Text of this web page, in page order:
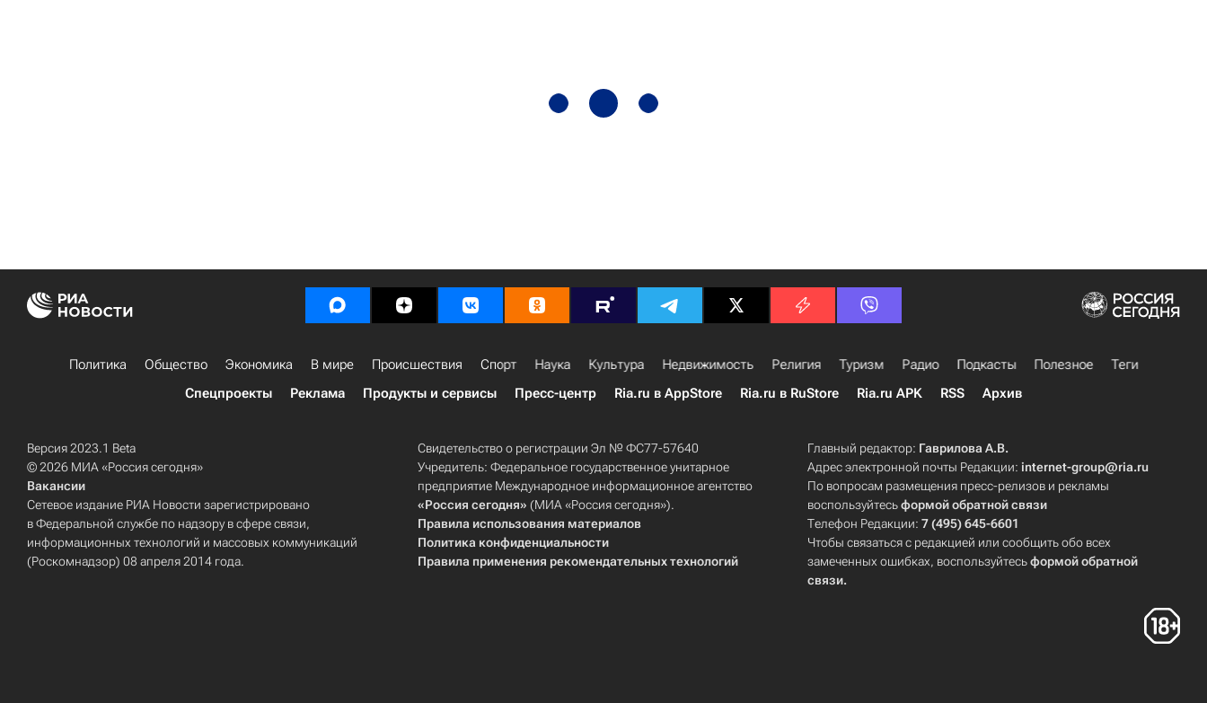
Политика Общество Экономика В мире Происшествия Спорт Наука Культура Недвижимость Религия Туризм Радио Подкасты Полезное
Теги
Спецпроекты
Реклама Продукты и сервисы Пресс-центр Ria.ru в AppStore Ria.ru в RuStore Ria.ru APK RSS Архив
Версия 2023.1 Beta
© 2026 МИА «Россия сегодня»
Вакансии
Сетевое издание РИА Новости зарегистрировано
в Федеральной службе по надзору в сфере связи,
информационных технологий и массовых коммуникаций
(Роскомнадзор) 08 апреля 2014 года.
Свидетельство о регистрации Эл № ФС77-57640
Учредитель: Федеральное государственное унитарное
предприятие Международное информационное агентство
«Россия сегодня» (МИА «Россия сегодня»).
Правила использования материалов
Политика конфиденциальности
Правила применения рекомендательных технологий
Главный редактор: Гаврилова А.В.
Адрес электронной почты Редакции:internet-group@ria.ru
По вопросам размещения пресс-релизов и рекламы
воспользуйтесьформой обратной связи
Телефон Редакции:7 (495) 645-6601
Чтобы связаться с редакцией или сообщить обо всех
замеченных ошибках, воспользуйтесьформой обратной
связи.